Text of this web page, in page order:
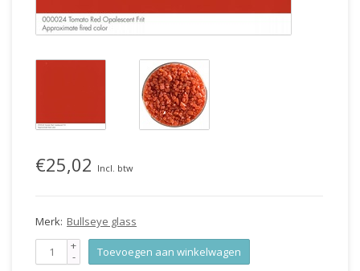
€25,02 Incl. btw
Merk: Bullseye glass
+
- Toevoegen aan winkelwagen